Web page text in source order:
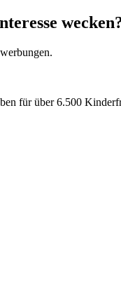
für über 6.500